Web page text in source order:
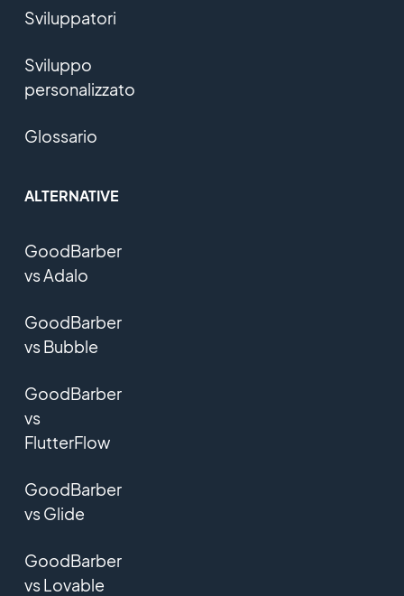
Sviluppatori
Sviluppo
personalizzato
Glossario
ALTERNATIVE
GoodBarber
vs Adalo
GoodBarber
vs Bubble
GoodBarber
vs
FlutterFlow
GoodBarber
vs Glide
GoodBarber
vs Lovable